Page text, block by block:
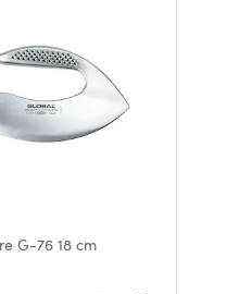
G-76 18 cm